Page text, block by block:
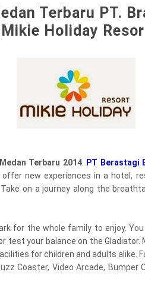
Terbaru PT.
Holiday
Terbaru 2014. PT Berastagi
offer new experiences in a hotel,
on a journey along the
for the whole family to enjoy.
test your balance on the Gladiator.
for children and adults alike.
Coaster, Video Arcade,